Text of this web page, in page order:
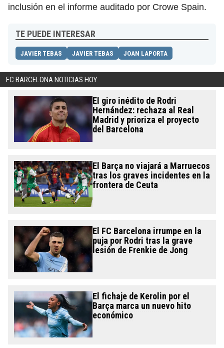
inclusión en el informe auditado por Crowe Spain.
TE PUEDE INTERESAR
JAVIER TEBAS JAVIER TEBAS JOAN LAPORTA
FC BARCELONA NOTICIAS HOY
El giro inédito de Rodri
Hernández: rechaza al Real
Madrid y prioriza el proyecto
del Barcelona
El Barça no viajará a Marruecos
tras los graves incidentes en la
frontera de Ceuta
El FC Barcelona irrumpe en la
puja por Rodri tras la grave
lesión de Frenkie de Jong
El fichaje de Kerolin por el
Barça marca un nuevo hito
económico